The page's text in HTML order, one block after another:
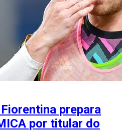
prepara
por titular do